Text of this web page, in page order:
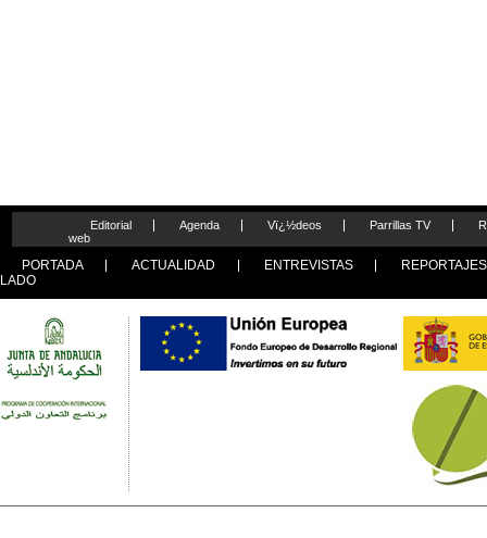
Editorial Agenda Vï¿½deos Parrillas TV
web
PORTADA ACTUALIDAD ENTREVISTAS
REPORTAJES
LADO